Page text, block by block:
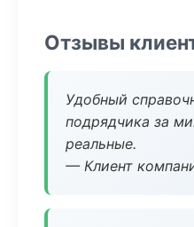
Отзывы
Удобный
подрядчика за
реальные.
— Клиент